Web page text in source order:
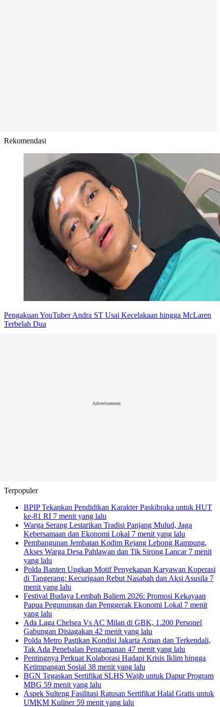
Rekomendasi
Pengakuan YouTuber Andra ST Usai Kecelakaan hingga McLaren
Terbelah Dua
Advertisement
Terpopuler
BPIP Tekankan Pendidikan Karakter Paskibraka untuk HUT
ke-81 RI 7 menit yang lalu
Warga Serang Lestarikan Tradisi Panjang Mulud, Jaga
Kebersamaan dan Ekonomi Lokal 7 menit yang lalu
Pembangunan Jembatan Kodim Rejang Lebong Rampung,
Akses Warga Desa Pahlawan dan Tik Sirong Lancar 7 menit
yang lalu
Polda Banten Ungkap Motif Penyekapan Karyawan Koperasi
di Tangerang: Kecurigaan Rebut Nasabah dan Aksi Asusila 7
menit yang lalu
Festival Budaya Lembah Baliem 2026: Promosi Kekayaan
Papua Pegunungan dan Penggerak Ekonomi Lokal 7 menit
yang lalu
Ada Laga Chelsea Vs AC Milan di GBK, 1.200 Personel
Gabungan Disiagakan 42 menit yang lalu
Polda Metro Pastikan Kondisi Jakarta Aman dan Terkendali,
Tak Ada Penebalan Pengamanan 47 menit yang lalu
Pentingnya Perkuat Kolaborasi Hadapi Krisis Iklim hingga
Ketimpangan Sosial 38 menit yang lalu
BGN Tegaskan Sertifikat SLHS Wajib untuk Dapur Program
MBG 59 menit yang lalu
Aspek Sulteng Fasilitasi Ratusan Sertifikat Halal Gratis untuk
UMKM Kuliner 59 menit yang lalu